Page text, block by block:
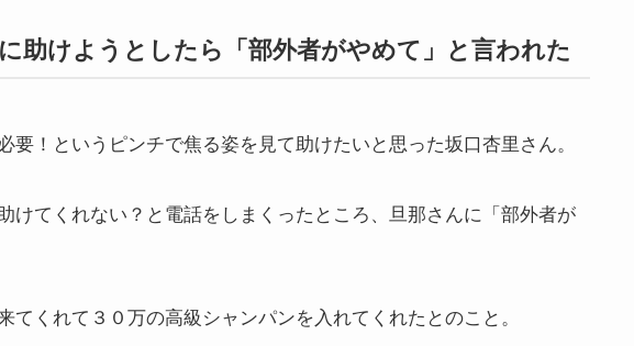
助けようとしたら「部外者がやめて」と言われた
要！というピンチで焦る姿を見て助けたいと思った坂口杏里さん。
けてくれない？と電話をしまくったところ、旦那さんに「部外者が
てくれて３０万の高級シャンパンを入れてくれたとのこと。